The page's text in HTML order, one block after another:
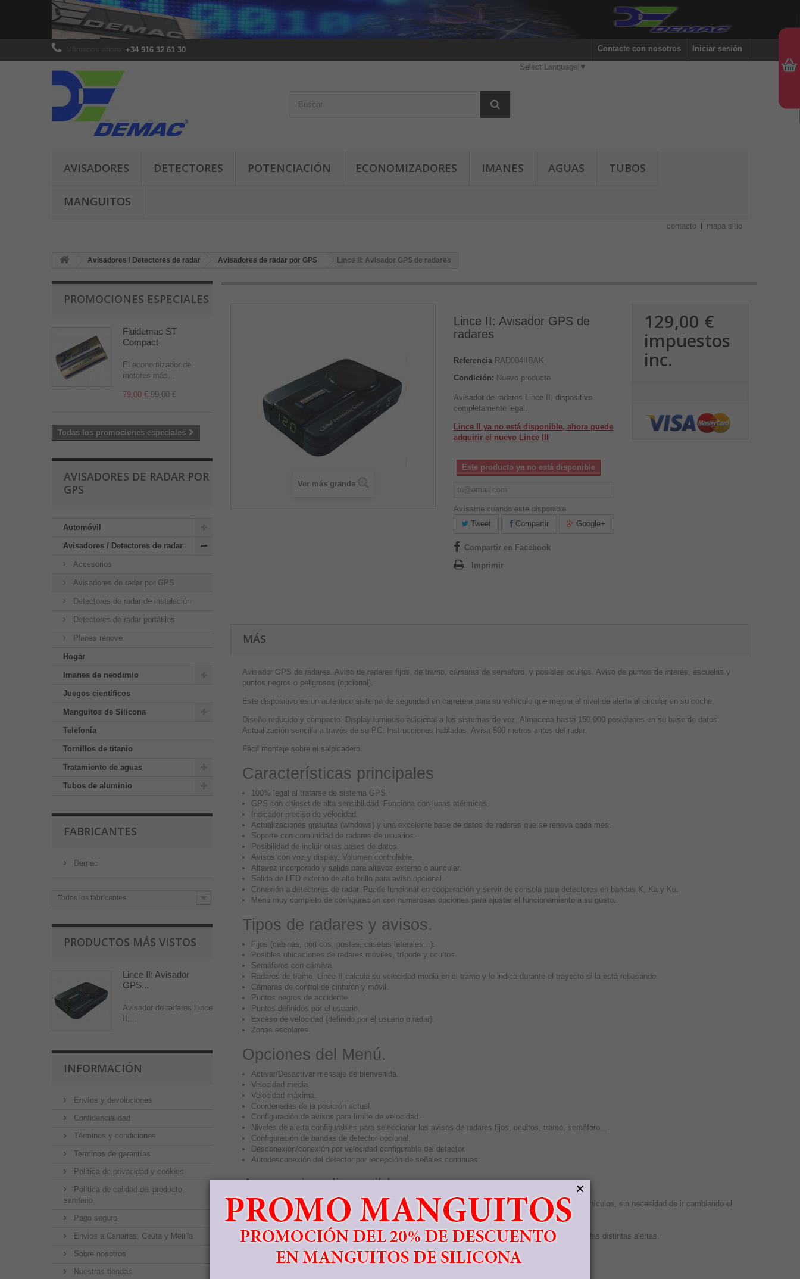
Iniciar sesión
Contacte con nosotros
+34 916 32 61 30
AVISADORES DETECTORES POTENCIACIÓN ECONOMIZADORES IMANES AGUAS TUBOS
MANGUITOS
contacto mapa sitio
Select Language ▼
Avisadores / Detectores de radar Avisadores de radar por GPS Lince II: Avisador GPS de radares
PROMOCIONES ESPECIALES
Fluidemac ST
Compact
El economizador de
motores más...
79,00 € 99,00 €
Todas los promociones especiales
AVISADORES DE RADAR POR
GPS
Automóvil
Avisadores / Detectores de radar
Accesorios
Avisadores de radar por GPS
Detectores de radar de instalación
Detectores de radar portátiles
Planes renove
Hogar
Imanes de neodimio
Juegos científicos
Manguitos de Silicona
Telefonía
Tornillos de titanio
Tratamiento de aguas
Tubos de aluminio
FABRICANTES
Demac
Todos los fabricantes
PRODUCTOS MÁS VISTOS
Lince II: Avisador
GPS...
Avisador de radares Lince
II,...
INFORMACIÓN
Envíos y devoluciones
Confidencialidad
Términos y condiciones
Terminos de garantías
Política de privacidad y cookies
Política de calidad del producto
sanitario
Pago seguro
Envios a Canarias, Ceuta y Melilla
Sobre nosotros
Nuestras tiendas
Ver más grande
Lince II: Avisador GPS de
radares
Referencia RAD004IIBAK
Condición: Nuevo producto
Avisador de radares Lince II, dispositivo
completamente legal.
Lince II ya no está disponible, ahora puede
adquirir el nuevo Lince III
Este producto ya no está disponible
Avísame cuando esté disponible
Tweet
Compartir Google+
Compartir en Facebook
Imprimir
129,00 €
impuestos
inc.
MÁS
Avisador GPS de radares. Aviso de radares fijos, de tramo, cámaras de semáforo, y posibles ocultos. Aviso de puntos de interés, escuelas y
puntos negros o peligrosos (opcional).
Este dispositivo es un auténtico sistema de seguridad en carretera para su vehículo que mejora el nivel de alerta al circular en su coche.
Diseño reducido y compacto. Display luminoso adicional a los sistemas de voz. Almacena hasta 150.000 posiciones en su base de datos.
Actualización sencilla a través de su PC. Instrucciones habladas. Avisa 500 metros antes del radar.
Fácil montaje sobre el salpicadero.
Características principales
100% legal al tratarse de sistema GPS.
GPS con chipset de alta sensibilidad. Funciona con lunas atérmicas.
Indicador preciso de velocidad.
Actualizaciones gratuitas (windows) y una excelente base de datos de radares que se renova cada mes.
Soporte con comunidad de radares de usuarios.
Posibilidad de incluir otras bases de datos.
Avisos con voz y display. Volumen controlable.
Altavoz incorporado y salida para altavoz externo o auricular.
Salida de LED externo de alto brillo para aviso opcional.
Conexión a detectores de radar. Puede funcionar en cooperación y servir de consola para detectores en bandas K, Ka y Ku.
Menú muy completo de configuración con numerosas opciones para ajustar el funcionamiento a su gusto.
Tipos de radares y avisos.
Fijos (cabinas, pórticos, postes, casetas laterales...).
Posibles ubicaciones de radares móviles, trípode y ocultos.
Semáforos con cámara.
Radares de tramo. Lince II calcula su velocidad media en el tramo y le indica durante el trayecto si la está rebasando.
Cámaras de control de cinturón y móvil.
Puntos negros de accidente.
Puntos definidos por el usuario.
Exceso de velocidad (definido por el usuario o radar).
Zonas escolares.
Opciones del Menú.
Activar/Desactivar mensaje de bienvenida.
Velocidad media.
Velocidad máxima.
Coordenadas de la posición actual.
Configuración de avisos para límite de velocidad.
Niveles de alerta configurables para seleccionar los avisos de radares fijos, ocultos, tramo, semáforo...
Configuración de bandas de detector opcional.
Desconexión/conexión por velocidad configurable del detector.
Autodesconexión del detector por recepción de señales continuas.
Accesorios disponibles
- Cable de mechero adicional, este cable es muy util en caso de utilizar el dispositivo en distintos vehículos, sin necesidad de ir cambiando el
cable cada vez que cambiemos el dispositivo.
- Cable de instalación permanente para no utilizar la toma de mechero.
-LED remotoque se conecta al puerto USB de dispositivo, informándole con un código luminoso de las distintas alertas.
Enlaces de interés:
×